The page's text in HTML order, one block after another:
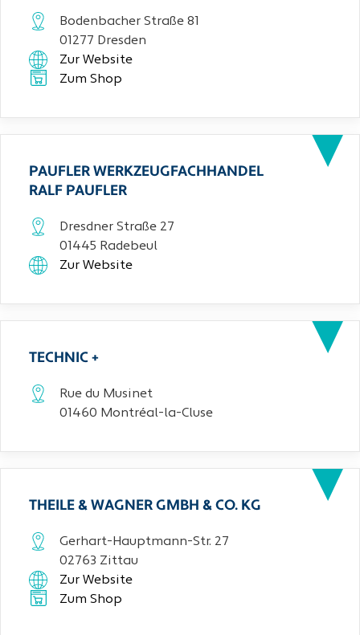
Bodenbacher Straße 81
01277 Dresden
Zur Website
Zum Shop
PAUFLER WERKZEUGFACHHANDEL
RALF PAUFLER
Dresdner Straße 27
01445 Radebeul
Zur Website
TECHNIC +
Rue du Musinet
01460 Montréal-la-Cluse
THEILE & WAGNER GMBH & CO. KG
Gerhart-Hauptmann-Str. 27
02763 Zittau
Zur Website
Zum Shop